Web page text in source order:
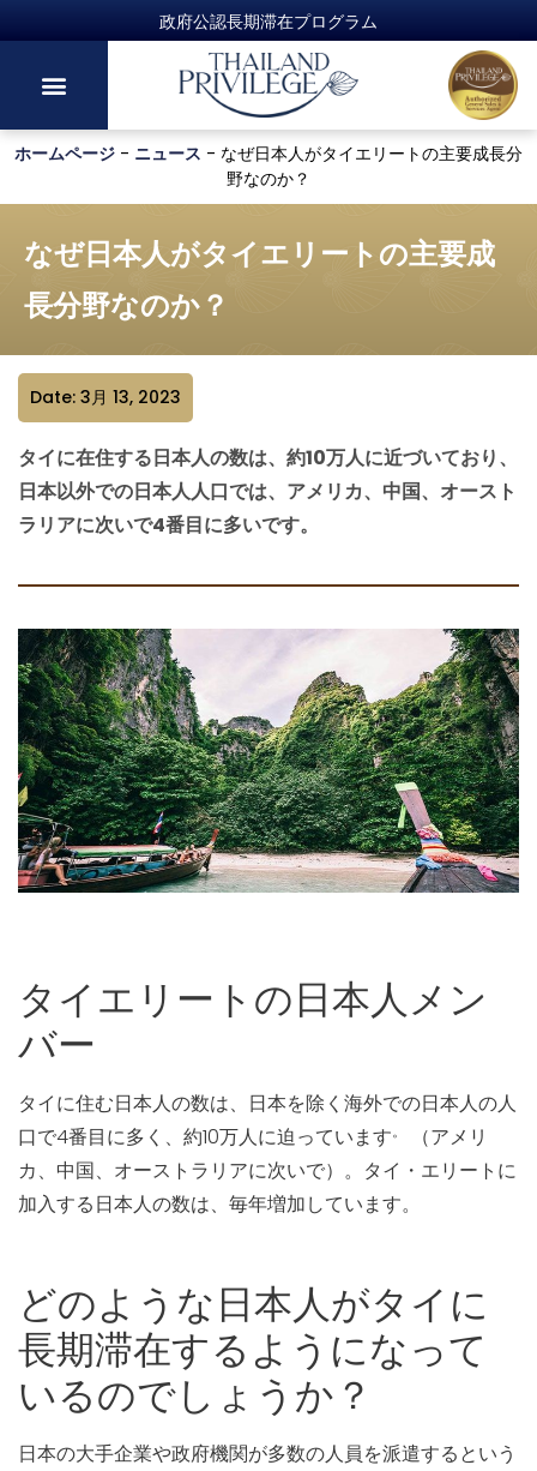
ホームページ - ニュース - なぜ日本人がタイエリートの主要成長分
野なのか？
なぜ日本人がタイエリートの主要成
長分野なのか？
Date: 3月 13, 2023
タイに在住する日本人の数は、約10万人に近づいており、
日本以外での日本人人口では、アメリカ、中国、オースト
ラリアに次いで4番目に多いです。
タイエリートの日本人メン
バー
タイに住む日本人の数は、日本を除く海外での日本人の人
口で4番目に多く、約10万人に迫っています。
（アメリ
カ、中国、オーストラリアに次いで）。タイ・エリートに
加入する日本人の数は、毎年増加しています。
どのような日本人がタイに
長期滞在するようになって
いるのでしょうか？
日本の大手企業や政府機関が多数の人員を派遣するという